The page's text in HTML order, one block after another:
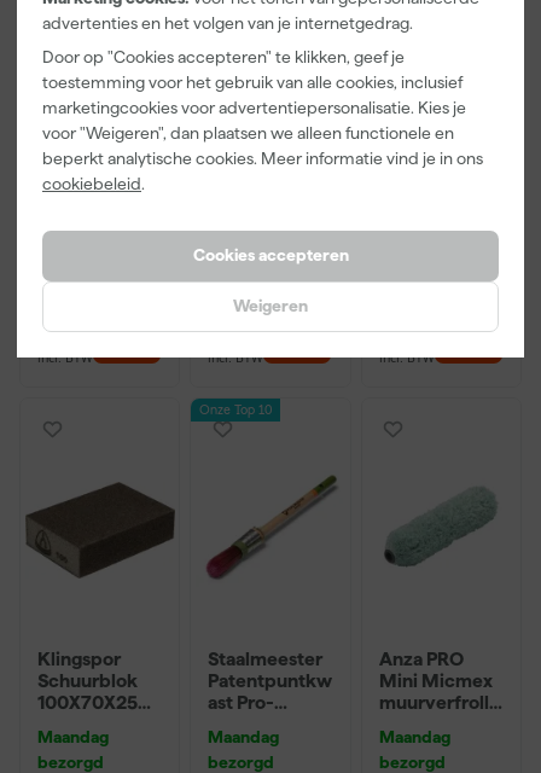
advertenties en het volgen van je internetgedrag.
Door op "Cookies accepteren" te klikken, geef je
toestemming voor het gebruik van alle cookies, inclusief
marketingcookies voor advertentiepersonalisatie. Kies je
voor "Weigeren", dan plaatsen we alleen functionele en
beperkt analytische cookies. Meer informatie vind je in ons
cookiebeleid.
Cookies accepteren
Weigeren
Little Greene
Absolute Matt
- op kleur
gemengd -
bezorgd
13,50
incl. BTW
Kip Tape
3308-24
bezorgd
6,50
incl. BTW
Go!Paint Roll
And Go
Verfbak -
bezorgd
3,99
incl. BTW
Klingspor
Schuurblok
100X70X25m
P220
Maandag
bezorgd
Onze Top 10
Staalmeester
Patentpuntkw
ast Pro-
10 (2cm)
Maandag
bezorgd
Anza PRO
Mini Micmex
muurverfrolle
Maandag
bezorgd